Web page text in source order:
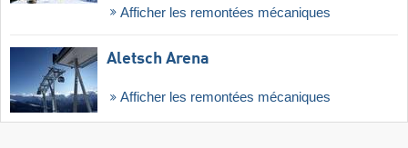
Afficher les remontées mécaniques
Aletsch Arena
Afficher les remontées mécaniques